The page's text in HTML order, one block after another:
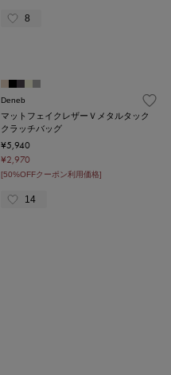
8
Deneb
マットフェイクレザーＶメタルタック
クラッチバッグ
¥5,940
¥2,970
[50%OFFクーポン利用価格]
14